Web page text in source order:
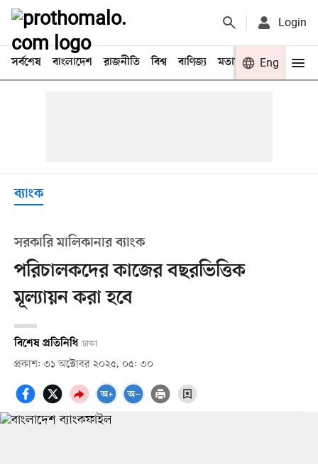
Login
সর্বশেষ বাংলাদেশ রাজনীতি বিশ্ব বাণিজ্য মতামত খেলা
Eng
ব্যাংক
সরকারি মালিকানার ব্যাংক
পরিচালকদের কাজের বছরভিত্তিক
মূল্যায়ন করা হবে
বিশেষ প্রতিনিধি ঢাকা
প্রকাশ: ৩১ অক্টোবর ২০২৫, ০৫: ৩০